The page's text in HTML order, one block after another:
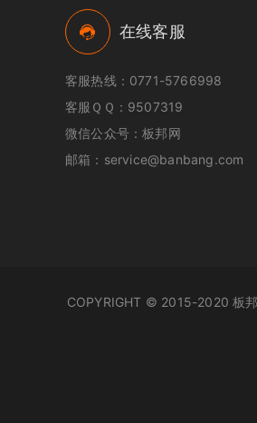
在线客服
客服热线：0771-5766998
客服ＱＱ：9507319
微信公众号：板邦网
邮箱：service@banbang.com
COPYRIGHT © 2015-2020 板